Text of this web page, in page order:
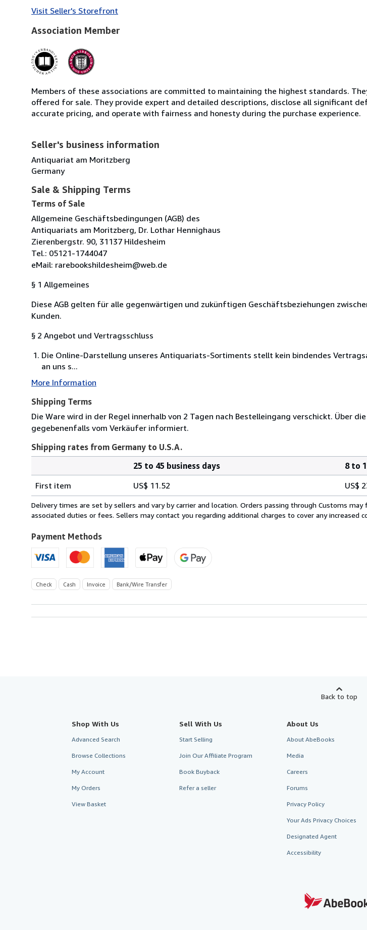
Visit Seller's Storefront
Association Member
Members of these associations are committed to maintaining the highest standards.
offered for sale. They provide expert and detailed descriptions, disclose all significant
accurate pricing, and operate with fairness and honesty during the purchase experience.
Seller's business information
Antiquariat am Moritzberg
Germany
Sale & Shipping Terms
Terms of Sale
Allgemeine Geschäftsbedingungen (AGB) des
Antiquariats am Moritzberg, Dr. Lothar Hennighaus
Zierenbergstr. 90, 31137 Hildesheim
Tel.: 05121-1744047
eMail: rarebookshildesheim@web.de
§ 1 Allgemeines
Diese AGB gelten für alle gegenwärtigen und zukünftigen Geschäftsbeziehungen
Kunden.
§ 2 Angebot und Vertragsschluss
Die Online-Darstellung unseres Antiquariats-Sortiments stellt kein bindendes
an uns s...
More Information
Shipping Terms
Die Ware wird in der Regel innerhalb von 2 Tagen nach Bestelleingang verschickt. Über
gegebenenfalls vom Verkäufer informiert.
Shipping rates from Germany to U.S.A.
rates
from
Germany
U.S.A.
25 to 45 business days
8 to
First item
US$ 11.52 US$
Delivery times are set by sellers and vary by carrier and location. Orders passing through Customs
associated duties or fees. Sellers may contact you regarding additional charges to cover any increased
Payment Methods
Check Cash Invoice Bank/Wire Transfer
Back to top
Shop With Us
Advanced Search
Browse Collections
My Account
My Orders
View Basket
Sell With Us
Start Selling
Join Our Affiliate Program
Book Buyback
Refer a seller
About Us
About AbeBooks
Media
Careers
Forums
Privacy Policy
Your Ads Privacy Choices
Designated Agent
Accessibility